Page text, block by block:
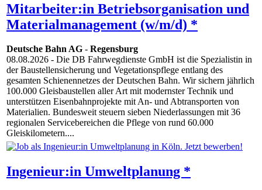
Mitarbeiter:in Betriebsorganisation und
Materialmanagement (w/m/d) *
Deutsche Bahn AG - Regensburg
08.08.2026 - Die DB Fahrwegdienste GmbH ist die Spezialistin in
der Baustellensicherung und Vegetationspflege entlang des
gesamten Schienennetzes der Deutschen Bahn. Wir sichern jährlich
100.000 Gleisbaustellen aller Art mit modernster Technik und
unterstützen Eisenbahnprojekte mit An- und Abtransporten von
Materialien. Bundesweit steuern sieben Niederlassungen mit 36
regionalen Servicebereichen die Pflege von rund 60.000
Gleiskilometern....
Ingenieur:in Umweltplanung *